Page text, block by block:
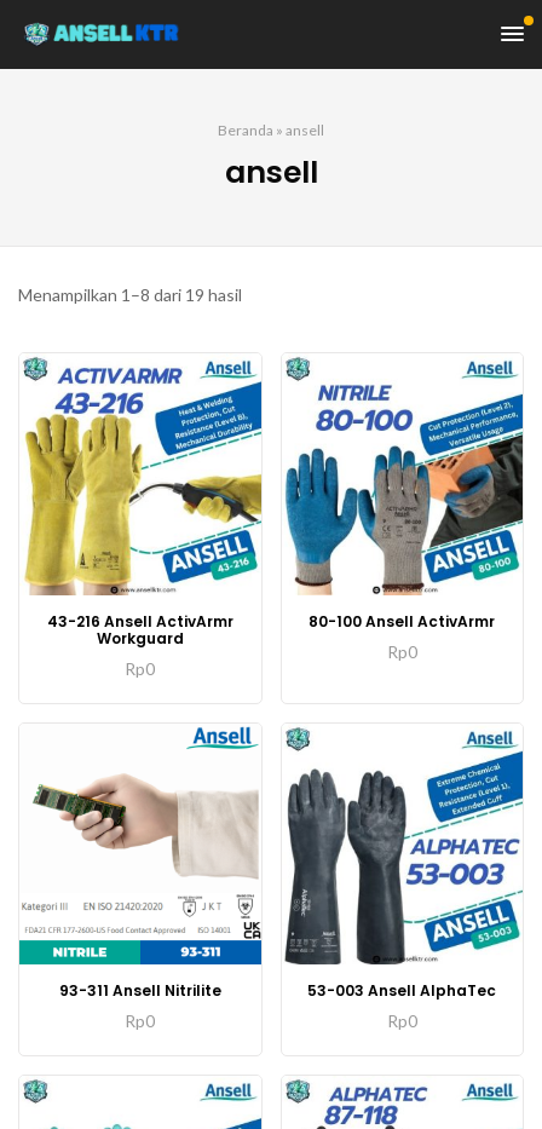
Beranda » ansell
ansell
Menampilkan 1–8 dari 19 hasil
yang
terbaru
43-216 Ansell ActivArmr
Workguard
Rp0
80-100 Ansell ActivArmr
Rp0
93-311 Ansell Nitrilite
Rp0
53-003 Ansell AlphaTec
Rp0